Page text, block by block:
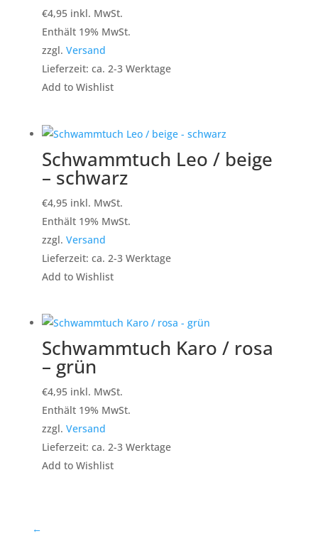
€4,95 inkl. MwSt.
Enthält 19% MwSt.
zzgl. Versand
Lieferzeit: ca. 2-3 Werktage
Add to Wishlist
Schwammtuch Leo / beige
– schwarz
€4,95 inkl. MwSt.
Enthält 19% MwSt.
zzgl. Versand
Lieferzeit: ca. 2-3 Werktage
Add to Wishlist
Schwammtuch Karo / rosa
– grün
€4,95 inkl. MwSt.
Enthält 19% MwSt.
zzgl. Versand
Lieferzeit: ca. 2-3 Werktage
Add to Wishlist
←